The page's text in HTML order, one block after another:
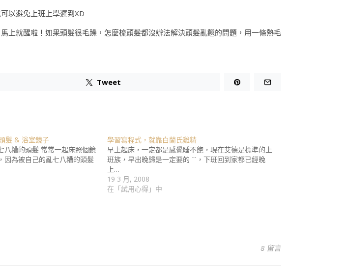
以避免上班上學遲到XD
上就醒啦！如果頭髮很毛躁，怎麼梳頭髮都沒辦法解決頭髮亂翹的問題，用一條熱毛
Tweet
髮 & 浴室鏡子
八糟的頭髮 常常一起床照個鏡
因為被自己的亂七八糟的頭髮
學習寫程式，就靠白蘭氏雞精
早上起床，一定都是感覺睡不飽，現在艾德是標準的上
班族，早出晚歸是一定要的 ˊˋ，下班回到家都已經晚
上…
19 3 月, 2008
在「試用心得」中
8 留言